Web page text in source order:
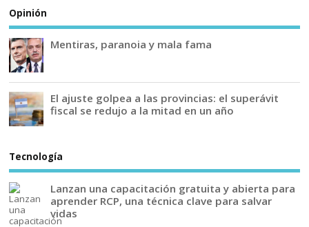
Opinión
Mentiras, paranoia y mala fama
El ajuste golpea a las provincias: el superávit
fiscal se redujo a la mitad en un año
Tecnología
Lanzan una capacitación gratuita y abierta para
aprender RCP, una técnica clave para salvar
vidas